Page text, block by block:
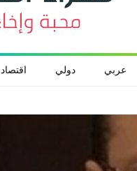
عربي دولي اقتصاد